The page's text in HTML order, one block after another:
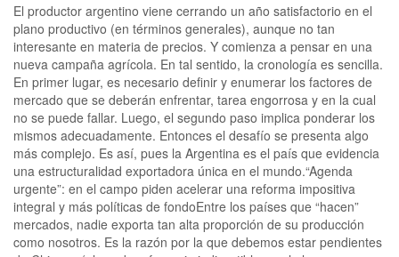
El productor argentino viene cerrando un año satisfactorio en el
plano productivo (en términos generales), aunque no tan
interesante en materia de precios. Y comienza a pensar en una
nueva campaña agrícola. En tal sentido, la cronología es sencilla.
En primer lugar, es necesario definir y enumerar los factores de
mercado que se deberán enfrentar, tarea engorrosa y en la cual
no se puede fallar. Luego, el segundo paso implica ponderar los
mismos adecuadamente. Entonces el desafío se presenta algo
más complejo. Es así, pues la Argentina es el país que evidencia
una estructuralidad exportadora única en el mundo.“Agenda
urgente”: en el campo piden acelerar una reforma impositiva
integral y más políticas de fondoEntre los países que “hacen”
mercados, nadie exporta tan alta proporción de su producción
como nosotros. Es la razón por la que debemos estar pendientes